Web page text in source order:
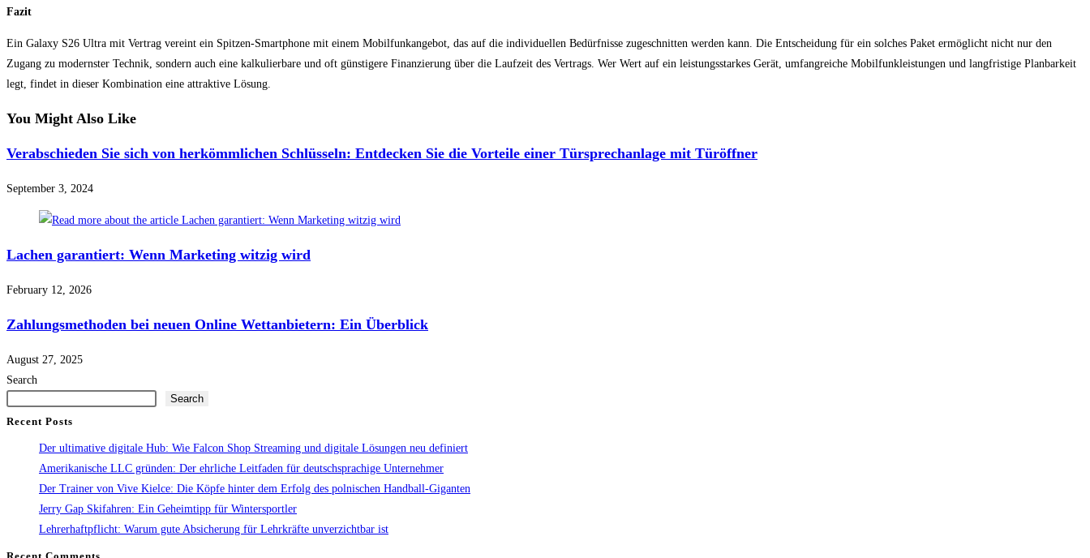
Fazit
Ein Galaxy S26 Ultra mit Vertrag vereint ein Spitzen-Smartphone mit einem Mobilfunkangebot, das auf die individuellen Bedürfnisse zugeschnitten werden kann. Die Entscheidung für ein solches Paket ermöglicht nicht nur den
Zugang zu modernster Technik, sondern auch eine kalkulierbare und oft günstigere Finanzierung über die Laufzeit des Vertrags. Wer Wert auf ein leistungsstarkes Gerät, umfangreiche Mobilfunkleistungen und langfristige Planbarkeit
legt, findet in dieser Kombination eine attraktive Lösung.
You Might Also Like
Verabschieden Sie sich von herkömmlichen Schlüsseln: Entdecken Sie die Vorteile einer Türsprechanlage mit Türöffner
September 3, 2024
Lachen garantiert: Wenn Marketing witzig wird
February 12, 2026
Zahlungsmethoden bei neuen Online Wettanbietern: Ein Überblick
August 27, 2025
Search
Search
Recent Posts
Der ultimative digitale Hub: Wie Falcon Shop Streaming und digitale Lösungen neu definiert
Amerikanische LLC gründen: Der ehrliche Leitfaden für deutschsprachige Unternehmer
Der Trainer von Vive Kielce: Die Köpfe hinter dem Erfolg des polnischen Handball-Giganten
Jerry Gap Skifahren: Ein Geheimtipp für Wintersportler
Lehrerhaftpflicht: Warum gute Absicherung für Lehrkräfte unverzichtbar ist